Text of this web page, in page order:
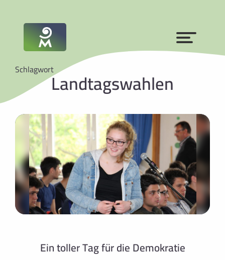
SchlagwortLandtagswahlen
Ein toller Tag für die Demokratie